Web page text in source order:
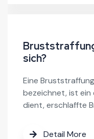
sich?
Eine
bezeichnet, ist ein
dient, erschlaffte
Detail More